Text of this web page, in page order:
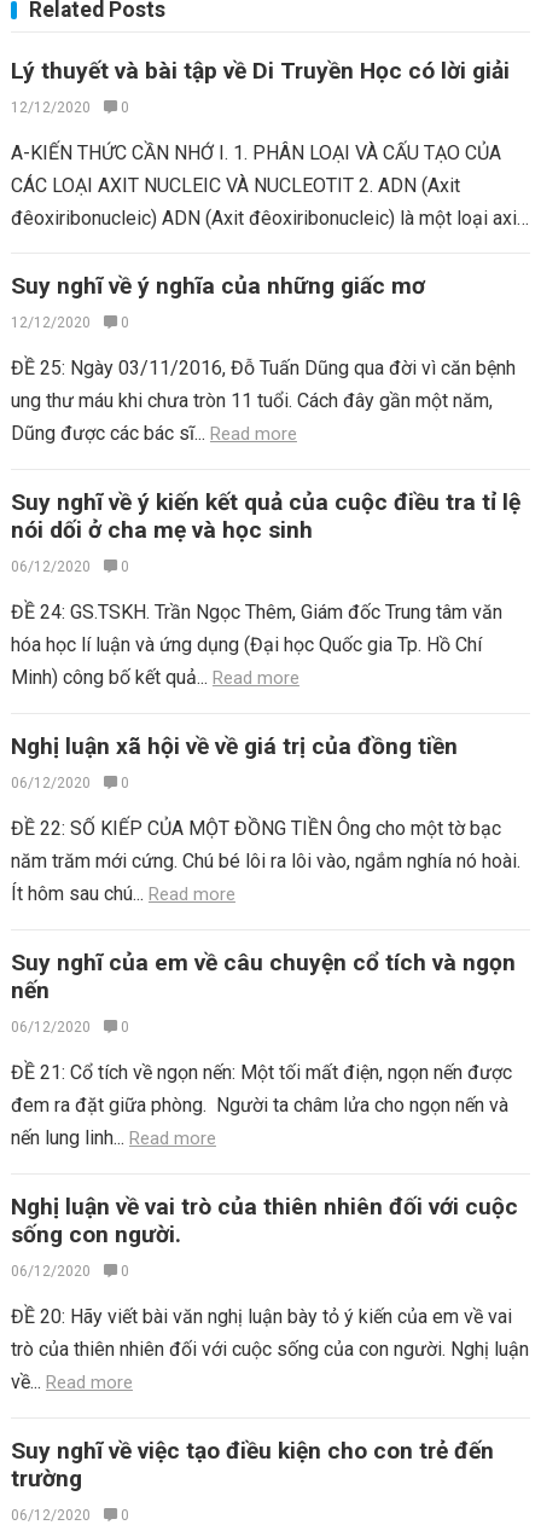
Related Posts
Lý thuyết và bài tập về Di Truyền Học có lời giải
12/12/2020 0
A-KIẾN THỨC CẦN NHỚ I. 1. PHÂN LOẠI VÀ CẤU TẠO CỦA
CÁC LOẠI AXIT NUCLEIC VÀ NUCLEOTIT 2. ADN (Axit
đêoxiribonucleic) ADN (Axit đêoxiribonucleic) là một loại axit
Suy nghĩ về ý nghĩa của những giấc mơ
12/12/2020 0
ĐỀ 25: Ngày 03/11/2016, Đỗ Tuấn Dũng qua đời vì căn bệnh
ung thư máu khi chưa tròn 11 tuổi. Cách đây gần một năm,
Dũng được các bác sĩ... Read more
Suy nghĩ về ý kiến kết quả của cuộc điều tra tỉ lệ
nói dối ở cha mẹ và học sinh
06/12/2020 0
ĐỀ 24: GS.TSKH. Trần Ngọc Thêm, Giám đốc Trung tâm văn
hóa học lí luận và ứng dụng (Đại học Quốc gia Tp. Hồ Chí
Minh) công bố kết quả... Read more
Nghị luận xã hội về về giá trị của đồng tiền
06/12/2020 0
ĐỀ 22: SỐ KIẾP CỦA MỘT ĐỒNG TIỀN Ông cho một tờ bạc
năm trăm mới cứng. Chú bé lôi ra lôi vào, ngắm nghía nó hoài.
Ít hôm sau chú... Read more
Suy nghĩ của em về câu chuyện cổ tích và ngọn
nến
06/12/2020 0
ĐỀ 21: Cổ tích về ngọn nến: Một tối mất điện, ngọn nến được
đem ra đặt giữa phòng. Người ta châm lửa cho ngọn nến và
nến lung linh... Read more
Nghị luận về vai trò của thiên nhiên đối với cuộc
sống con người.
06/12/2020 0
ĐỀ 20: Hãy viết bài văn nghị luận bày tỏ ý kiến của em về vai
trò của thiên nhiên đối với cuộc sống của con người. Nghị luận
về... Read more
Suy nghĩ về việc tạo điều kiện cho con trẻ đến
trường
06/12/2020 0